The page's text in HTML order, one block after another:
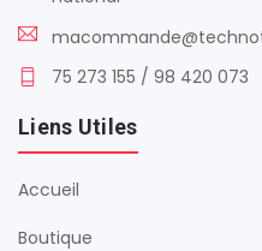
75 273 155 / 98 420 073
Liens Utiles
Accueil
Boutique